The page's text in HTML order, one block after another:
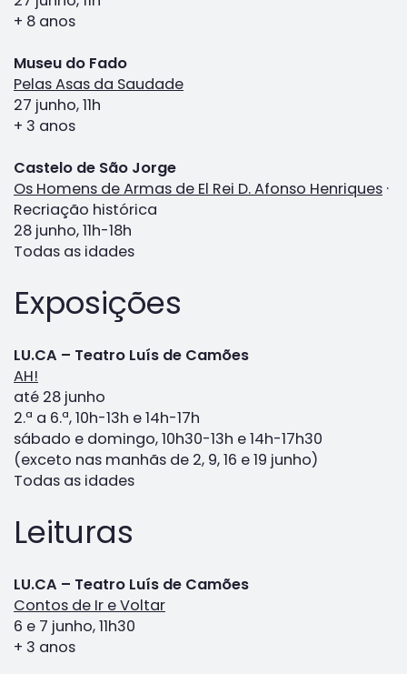
+ 8 anos
Museu do Fado
Pelas Asas da Saudade
27 junho, 11h
+ 3 anos
Castelo de São Jorge
Os Homens de Armas de El Rei D. Afonso Henriques ·
Recriação histórica
28 junho, 11h-18h
Todas as idades
Exposições
LU.CA – Teatro Luís de Camões
AH!
até 28 junho
2.ª a 6.ª, 10h-13h e 14h-17h
sábado e domingo, 10h30-13h e 14h-17h30
(exceto nas manhãs de 2, 9, 16 e 19 junho)
Todas as idades
Leituras
LU.CA – Teatro Luís de Camões
Contos de Ir e Voltar
6 e 7 junho, 11h30
+ 3 anos